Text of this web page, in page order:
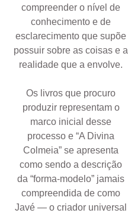
compreender o nível de
conhecimento e de
esclarecimento que supõe
possuir sobre as coisas e a
realidade que a envolve.
Os livros que procuro
produzir representam o
marco inicial desse
processo e “A Divina
Colmeia” se apresenta
como sendo a descrição
da “forma-modelo” jamais
compreendida de como
Javé — o criador universal